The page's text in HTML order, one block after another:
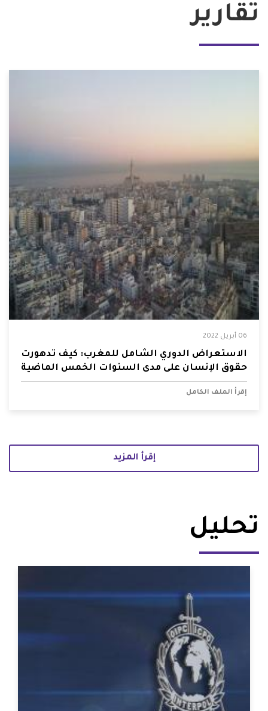
تقارير
06 أبريل 2022
الاستعراض الدوري الشامل للمغرب: كيف تدهورت
حقوق الإنسان على مدى السنوات الخمس الماضية
إقرأ الملف الكامل
إقرأ المزيد
تحليل